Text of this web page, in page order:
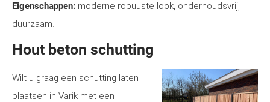
Eigenschappen: moderne robuuste look, onderhoudsvrij,
duurzaam.
Hout beton schutting
Wilt u graag een schutting laten
plaatsen in Varik met een